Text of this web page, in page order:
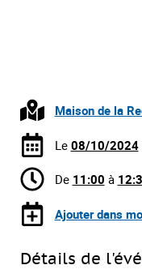
Maison de la
Le 08/10/2024
De 11:00 à
Ajouter dans
Détails de